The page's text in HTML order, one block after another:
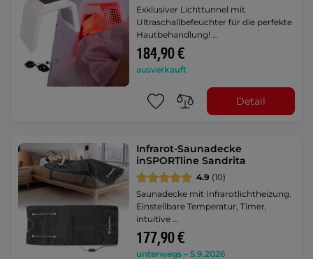
Exklusiver Lichttunnel mit
Ultraschallbefeuchter für die perfekte
Hautbehandlung! …
184,90 €
ausverkauft
Detail
Infrarot-Saunadecke
inSPORTline Sandrita
4.9 (10)
Saunadecke mit Infrarotlichtheizung.
Einstellbare Temperatur, Timer,
intuitive …
177,90 €
unterwegs – 5.9.2026